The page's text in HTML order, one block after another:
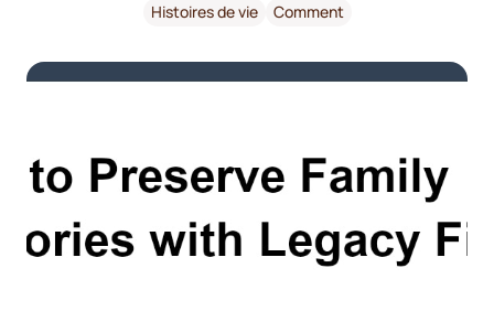
Histoires de vie Comment